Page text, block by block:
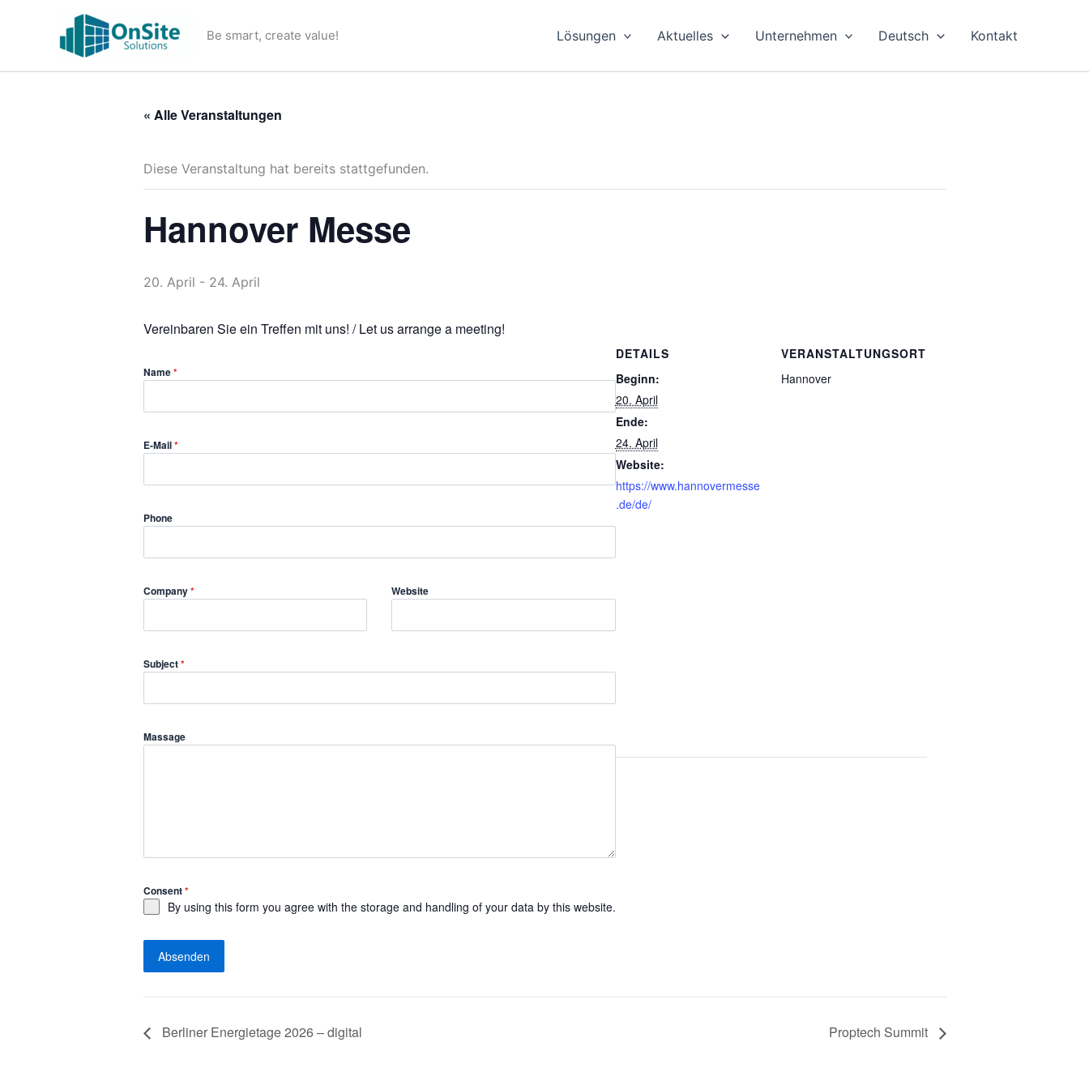
Be smart, create value! Lösungen Aktuelles Unternehmen Deutsch Kontakt
« Alle Veranstaltungen
Diese Veranstaltung hat bereits stattgefunden.
Hannover Messe
20. April - 24. April
Vereinbaren Sie ein Treffen mit uns! / Let us arrange a meeting!
Name*
E-Mail*
Phone
Company* Website
Subject*
Massage
Consent*
By using this form you agree with the storage and handling of your data by this website.
Absenden
DETAILS
Beginn:
20. April
Ende:
24. April
Website:
https://www.hannovermesse
.de/de/
VERANSTALTUNGSORT
Hannover
Berliner Energietage 2026 – digital Proptech Summit